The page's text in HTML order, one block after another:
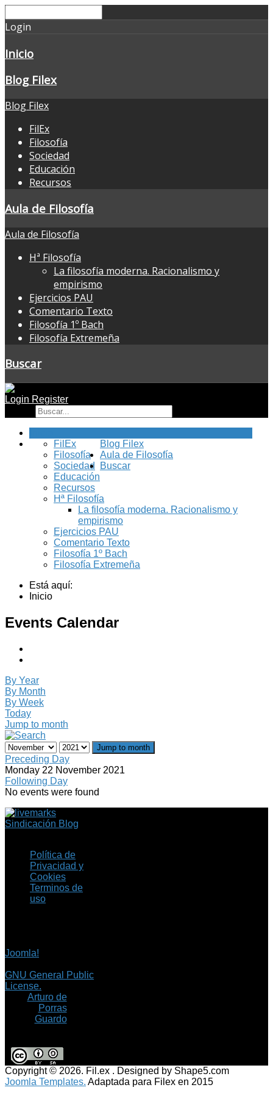
Login
Inicio
Blog Filex
Blog Filex
FilEx
Filosofía
Sociedad
Educación
Recursos
Aula de Filosofía
Aula de Filosofía
Hª Filosofía
La filosofía moderna. Racionalismo y
empirismo
Ejercicios PAU
Comentario Texto
Filosofía 1º Bach
Filosofía Extremeña
Buscar
Login Register
Blog Filex
FilEx
Filosofía
Sociedad
Educación
Recursos
Aula de Filosofía
Hª Filosofía
La filosofía moderna. Racionalismo y
empirismo
Ejercicios PAU
Comentario Texto
Filosofía 1º Bach
Filosofía Extremeña
Buscar
Está aquí:
Inicio
Events Calendar
By Year
By Month
By Week
Today
Jump to month
Jump to month
Preceding Day
Monday 22 November 2021
Following Day
No events were found
Sindicación Blog
Política de
Privacidad y
Cookies
Terminos de
uso
Joomla!
GNU General Public
License.
Arturo de
Porras
Guardo
Copyright © 2026. Fil.ex . Designed by Shape5.com
Joomla Templates. Adaptada para Filex en 2015